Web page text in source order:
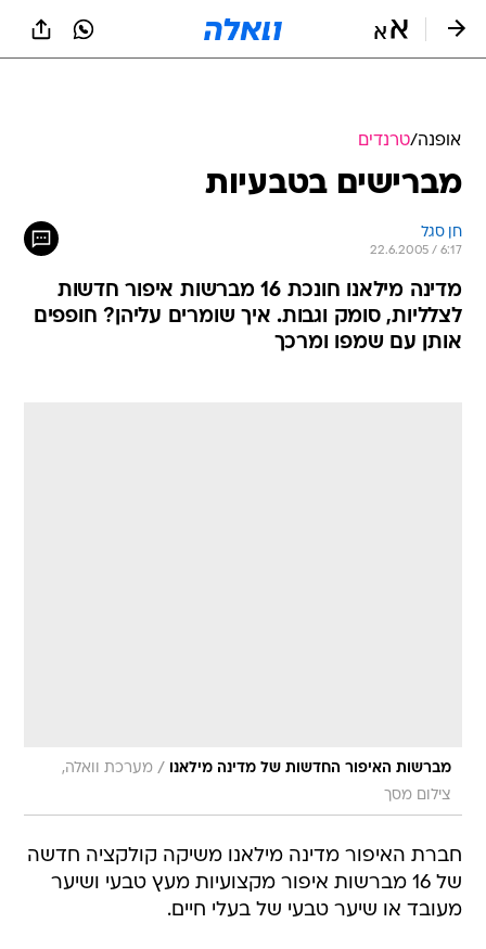
אופנה/טרנדים
מברישים בטבעיות
חן סגל
22.6.2005 / 6:17
מדינה מילאנו חונכת 16 מברשות איפור חדשות
לצלליות, סומק וגבות. איך שומרים עליהן? חופפים
אותן עם שמפו ומרכך
מברשות האיפור החדשות של מדינה מילאנו / מערכת וואלה,
צילום מסך
חברת האיפור מדינה מילאנו משיקה קולקציה חדשה
של 16 מברשות איפור מקצועיות מעץ טבעי ושיער
מעובד או שיער טבעי של בעלי חיים.